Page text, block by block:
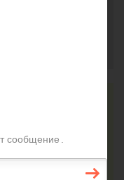
онлайн
15 минут